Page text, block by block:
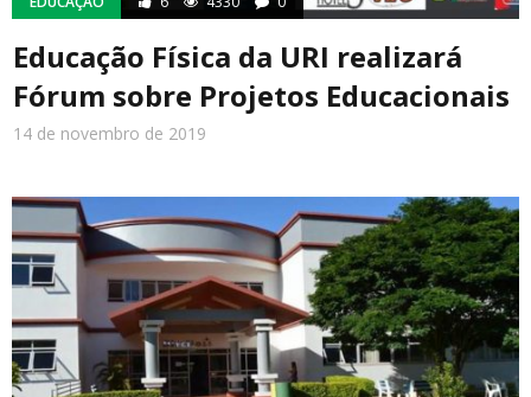
Educação Física da URI realizará
Fórum sobre Projetos Educacionais
14 de novembro de 2019